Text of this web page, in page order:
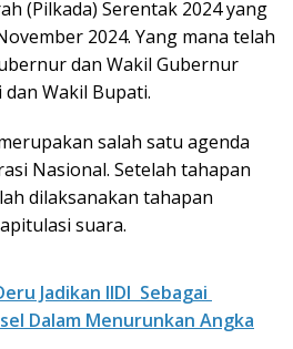
(Pilkada) Serentak 2024 yang
2024. Yang mana telah
dan Wakil Gubernur
Wakil Bupati.
salah satu agenda
Nasional. Setelah tahapan
dilaksanakan tahapan
suara.
Jadikan IIDI Sebagai
Dalam Menurunkan Angka